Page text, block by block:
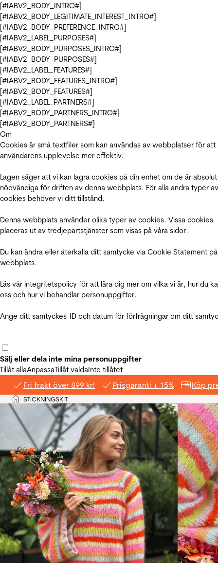
[#IABV2_BODY_INTRO#]
[#IABV2_BODY_LEGITIMATE_INTEREST_INTRO#]
[#IABV2_BODY_PREFERENCE_INTRO#]
[#IABV2_LABEL_PURPOSES#]
[#IABV2_BODY_PURPOSES_INTRO#]
[#IABV2_BODY_PURPOSES#]
[#IABV2_LABEL_FEATURES#]
[#IABV2_BODY_FEATURES_INTRO#]
[#IABV2_BODY_FEATURES#]
[#IABV2_LABEL_PARTNERS#]
[#IABV2_BODY_PARTNERS_INTRO#]
[#IABV2_BODY_PARTNERS#]
Om
Cookies är små textfiler som kan användas av webbplatser för att
användarens upplevelse mer effektiv.
Lagen säger att vi kan lagra cookies på din enhet om de är absolut
nödvändiga för driften av denna webbplats. För alla andra typer av
cookies behöver vi ditt tillstånd.
Denna webbplats använder olika typer av cookies. Vissa cookies
placeras ut av tredjepartstjänster som visas på våra sidor.
Du kan ändra eller återkalla ditt samtycke via Cookie Statement
webbplats.
Läs vår integritetspolicy för att lära dig mer om vilka vi är, hur du
oss och hur vi behandlar personuppgifter.
Ange ditt samtyckes-ID och datum för förfrågningar om ditt
Sälj eller dela inte mina personuppgifter
Tillåt allaAnpassaTillåt valdaInte tillåtet
Fri frakt över 899 kr! Prisgaranti + 15% Köp
Hem
>STICKNINGSKIT